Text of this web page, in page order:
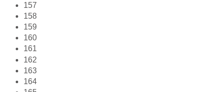
157
158
159
160
161
162
163
164